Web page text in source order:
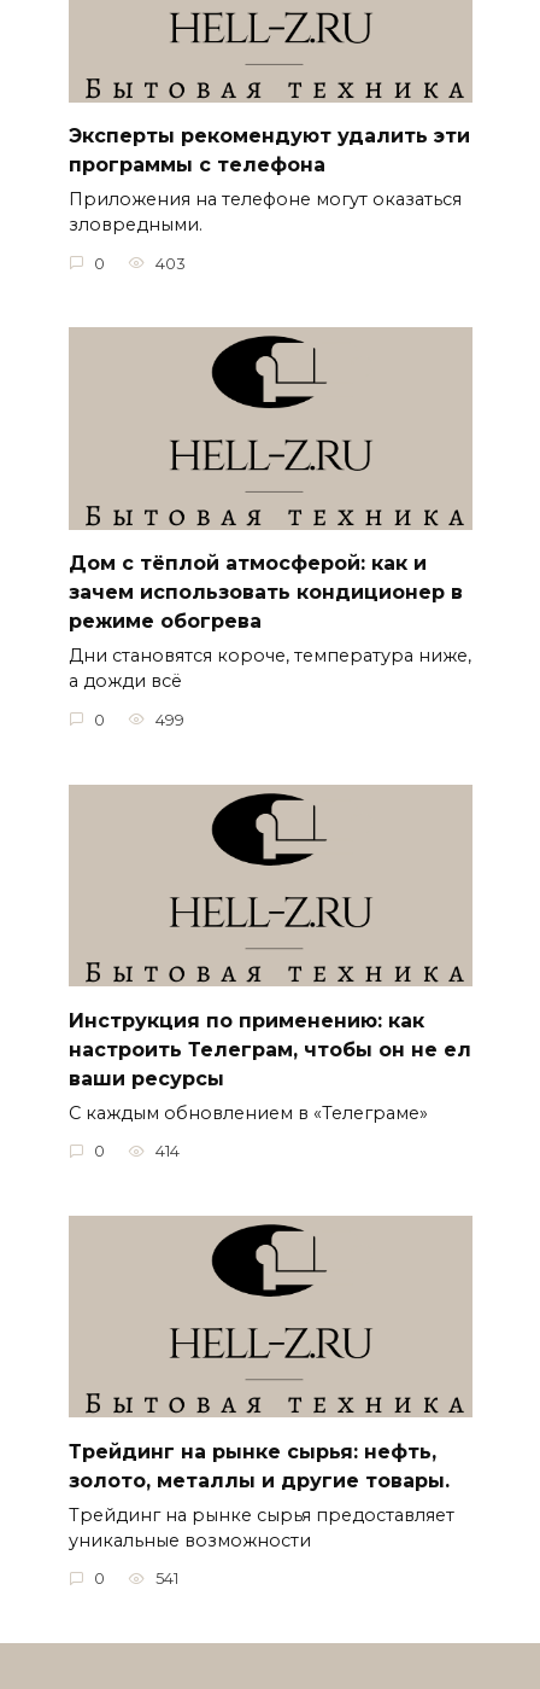
Эксперты рекомендуют удалить эти
программы с телефона
Приложения на телефоне могут оказаться
зловредными.
0 403
Дом с тёплой атмосферой: как и
зачем использовать кондиционер в
режиме обогрева
Дни становятся короче, температура ниже,
а дожди всё
0 499
Инструкция по применению: как
настроить Телеграм, чтобы он не ел
ваши ресурсы
С каждым обновлением в «Телеграме»
0 414
Трейдинг на рынке сырья: нефть,
золото, металлы и другие товары.
Трейдинг на рынке сырья предоставляет
уникальные возможности
0 541